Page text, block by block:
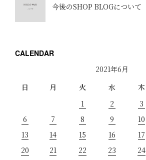
今後のSHOP BLOGについて
CALENDAR
2021年6月
日
月 火 水 木
1
2 3
6
7 8 9 10
13
14 15 16 17
20
21 22 23 24